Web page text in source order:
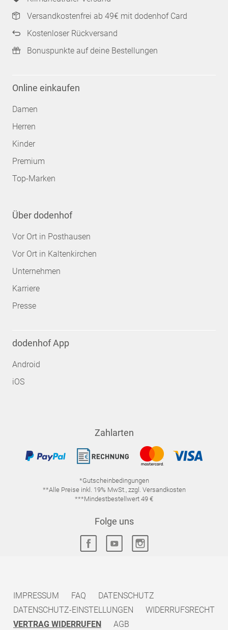
Versandkostenfrei ab 49€ mit dodenhof Card
Kostenloser Rückversand
Bonuspunkte auf deine Bestellungen
Online einkaufen
Damen
Herren
Kinder
Premium
Top-Marken
Über dodenhof
Vor Ort in Posthausen
Vor Ort in Kaltenkirchen
Unternehmen
Karriere
Presse
dodenhof App
Android
iOS
Zahlarten
*Gutscheinbedingungen
**Alle Preise inkl. 19% MwSt., zzgl. Versandkosten
***Mindestbestellwert 49 €
Folge uns
IMPRESSUM FAQ
DATENSCHUTZ
DATENSCHUTZ-EINSTELLUNGEN
WIDERRUFSRECHT
VERTRAG WIDERRUFEN
AGB